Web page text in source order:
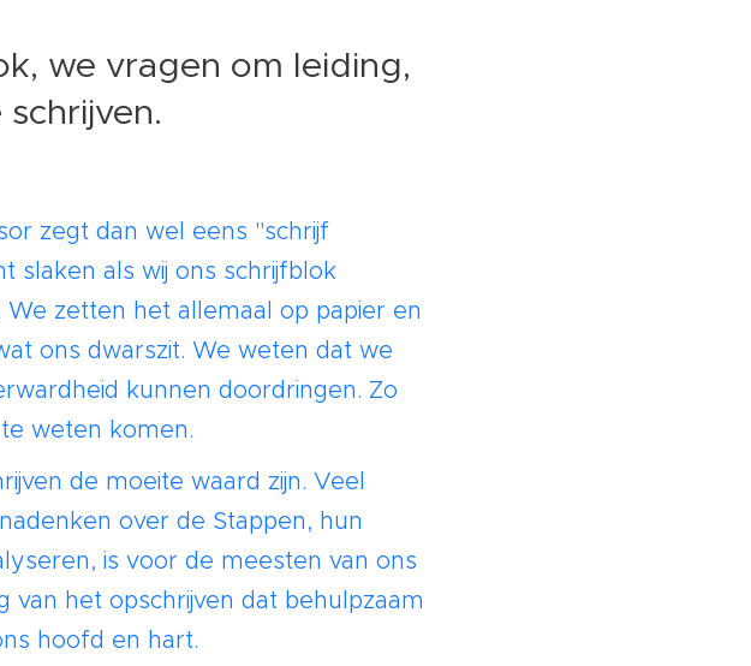
we vragen om leiding,
zegt dan wel eens "schrijf
slaken als wij ons schrijfblok
zetten het allemaal op papier en
ons dwarszit. We weten dat we
kunnen doordringen. Zo
weten komen.
de moeite waard zijn. Veel
over de Stappen, hun
is voor de meesten van ons
van het opschrijven dat behulpzaam
hoofd en hart.